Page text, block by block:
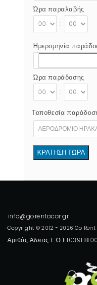
Ώρα παραλαβής
:
Ημερομηνία
Ώρα παράδοσης
:
Τοποθεσία
Copyright © 2012 - 2026 Go
Αριθός Άδειας